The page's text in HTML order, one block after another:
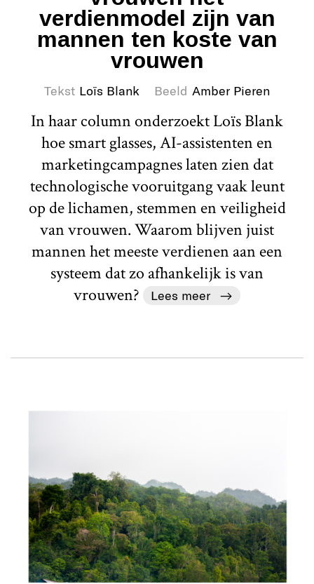
verdienmodel zijn van
mannen ten koste van
vrouwen
Tekst Loïs Blank Beeld Amber Pieren
In haar column onderzoekt Loïs Blank
hoe smart glasses, AI-assistenten en
marketingcampagnes laten zien dat
technologische vooruitgang vaak leunt
op de lichamen, stemmen en veiligheid
van vrouwen. Waarom blijven juist
mannen het meeste verdienen aan een
systeem dat zo afhankelijk is van
vrouwen?
Lees meer